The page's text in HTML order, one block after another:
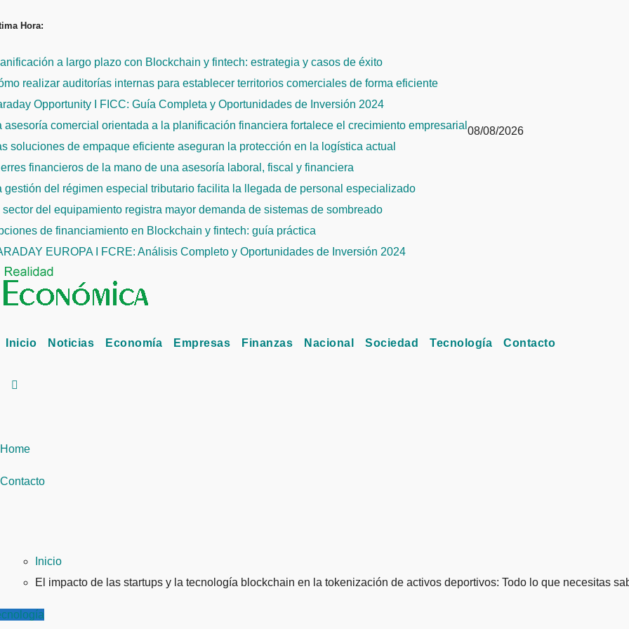
al
Hora:
a largo plazo con Blockchain y fintech: estrategia y casos de éxito
realizar auditorías internas para establecer territorios comerciales de forma eficiente
Opportunity I FICC: Guía Completa y Oportunidades de Inversión 2024
asesoría comercial orientada a la planificación financiera fortalece el crecimiento empresarial
soluciones de empaque eficiente aseguran la protección en la logística actual
financieros de la mano de una asesoría laboral, fiscal y financiera
gestión del régimen especial tributario facilita la llegada de personal especializado
sector del equipamiento registra mayor demanda de sistemas de sombreado
de financiamiento en Blockchain y fintech: guía práctica
EUROPA I FCRE: Análisis Completo y Oportunidades de Inversión 2024
08/08/2026
Inicio Noticias Economía Empresas Finanzas Nacional Sociedad Tecnología Contacto
Home
Contacto
Inicio
El impacto de las startups y la tecnología blockchain en la tokenización de activos deportivos: Todo lo que necesitas